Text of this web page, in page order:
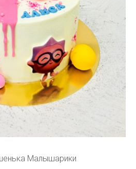
Малышарики